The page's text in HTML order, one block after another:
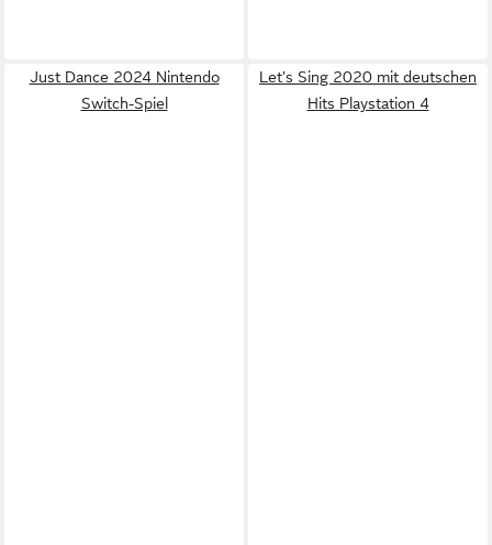
Just Dance 2024 Nintendo
Switch-Spiel
Let's Sing 2020 mit deutschen
Hits Playstation 4